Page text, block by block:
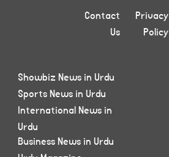
Privacy
Policy
Contact
Us
Showbiz News in Urdu
Sports News in Urdu
International News in
Urdu
Business News in Urdu